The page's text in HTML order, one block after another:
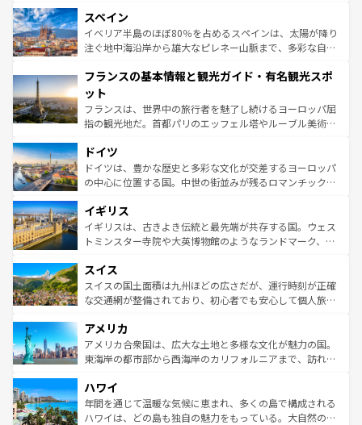
ろん、トスカーナの美しい田園風景やアマルフィ海岸の絶
景など、自然景観も見逃せない。観光の合間には、本場の
ピザやパスタなど、絶品のイタリア料理を堪能することも
ませてくれるイタリアで、忘れられない旅をしてみよう！
なお、新着のイタリア情報は
しい。
スペイン
イベリア半島のほぼ80％を占めるスペインは、太陽が降り
注ぐ地中海沿岸から雄大なピレネー山脈まで、多彩な自然
文化が根付くこの国では、情熱的なフラメンコ、熱気あふ
れる闘牛、そして美味しいタパスが生活の一部となってい
る。首都マドリードの洗練された雰囲気や、バルセロナの
アートに溢れた街角から、地方では古代ローマ遺跡や中世
せる。地方によって風土や気候が異なるスペインはその個
性で訪れる人を魅了する。 なお、新着のスペイン情報は コ
ンテンツ一覧を参照してほしい。
フランスの基本情報と観光ガイド・有名観光スポ
ット
フランスは、世界中の旅行者を魅了し続けるヨーロッパ屈
指の観光地だ。首都パリのエッフェル塔やルーブル美術館
で、幅広い魅力が詰まっている。華麗な宮殿、歴史的な大
聖堂、美しいビーチ、そして豊かな自然が、訪れる者を心
から魅了する。また、フランスは美食の国としても知ら
いる。シャンパンの発祥地であるランス、プロヴァンスの
香り高いラベンダー畑など、多彩な楽しみ方が可能だ。さ
らに、パリ以外の地域にも魅力が溢れており、どの街角に
れる地方に足を運ぶとそれぞれで全く異なる文化を体験で
きるだろう。 なお、新着のフランス情報はコンテンツ一覧
を参照してほしい。
ドイツ
ドイツは、豊かな歴史と多彩な文化が交差するヨーロッパ
の中心に位置する国。中世の街並みが残るロマンチック街
顔を持つこの国は、どこを歩いても飽きることがない。ベ
ルリンの文化的活気、バイエルン州のアルプスの絶景、そ
してライン川沿いのワイン畑といった風景は必見。ビール
は、お酒好きな人にはぜひ体験してほしい。 なお、新着の
ドイツ情報はコンテンツ一覧を参照してほしい。
イギリス
イギリスは、古きよき伝統と最先端が共存する国。ウェス
トミンスター寺院や大英博物館のようなランドマーク、歴
リアごとに異なる魅力がある。また、優雅なアフタヌーン
ティー、ビール好きにはたまらない英国パブ、サッカー観
戦など、本場だからこそできる体験も豊富。イギリスを旅
ンツ一覧を参照してほしい。
スイス
スイスの国土面積は九州ほどの広さだが、運行時刻が正確
な交通網が整備されており、初心者でも安心して個人旅行
の建物がそのまま残る町や、スイスならではのユニークな
博物館もあり、アルプス観光だけでなく町歩きも満喫する
ことができる。国民の所得が高いため物価も高いが、旅行
ば市内交通費無料で観光を楽しむこともできる。 なお、新
着のスイス情報はコンテンツ一覧 を参照してほしい。
アメリカ
アメリカ合衆国は、広大な土地と多様な文化が魅力の国。
東海岸の都市部から西海岸のカリフォルニアまで、訪れる
のような巨大都市は、観光、ショッピング、エンターテイ
ンメントが詰まった刺激的なスポットだ。一方、アメリカ
西部には大自然が広がり、グランドキャニオンやイエロー
ハワイ
年間を通じて温暖な気候に恵まれ、多くの島で構成される
ハワイは、どの島も独自の魅力をもっている。大自然の神